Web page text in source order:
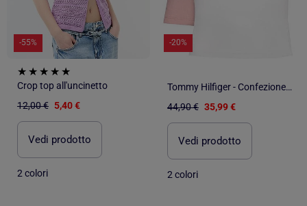
-55%
Crop top all'uncinetto
12,00 € 5,40 €
Vedi prodotto
2 colori
-20%
Tommy Hilfiger - Confezione 2 Canotte Donna
44,90 € 35,99 €
Vedi prodotto
2 colori